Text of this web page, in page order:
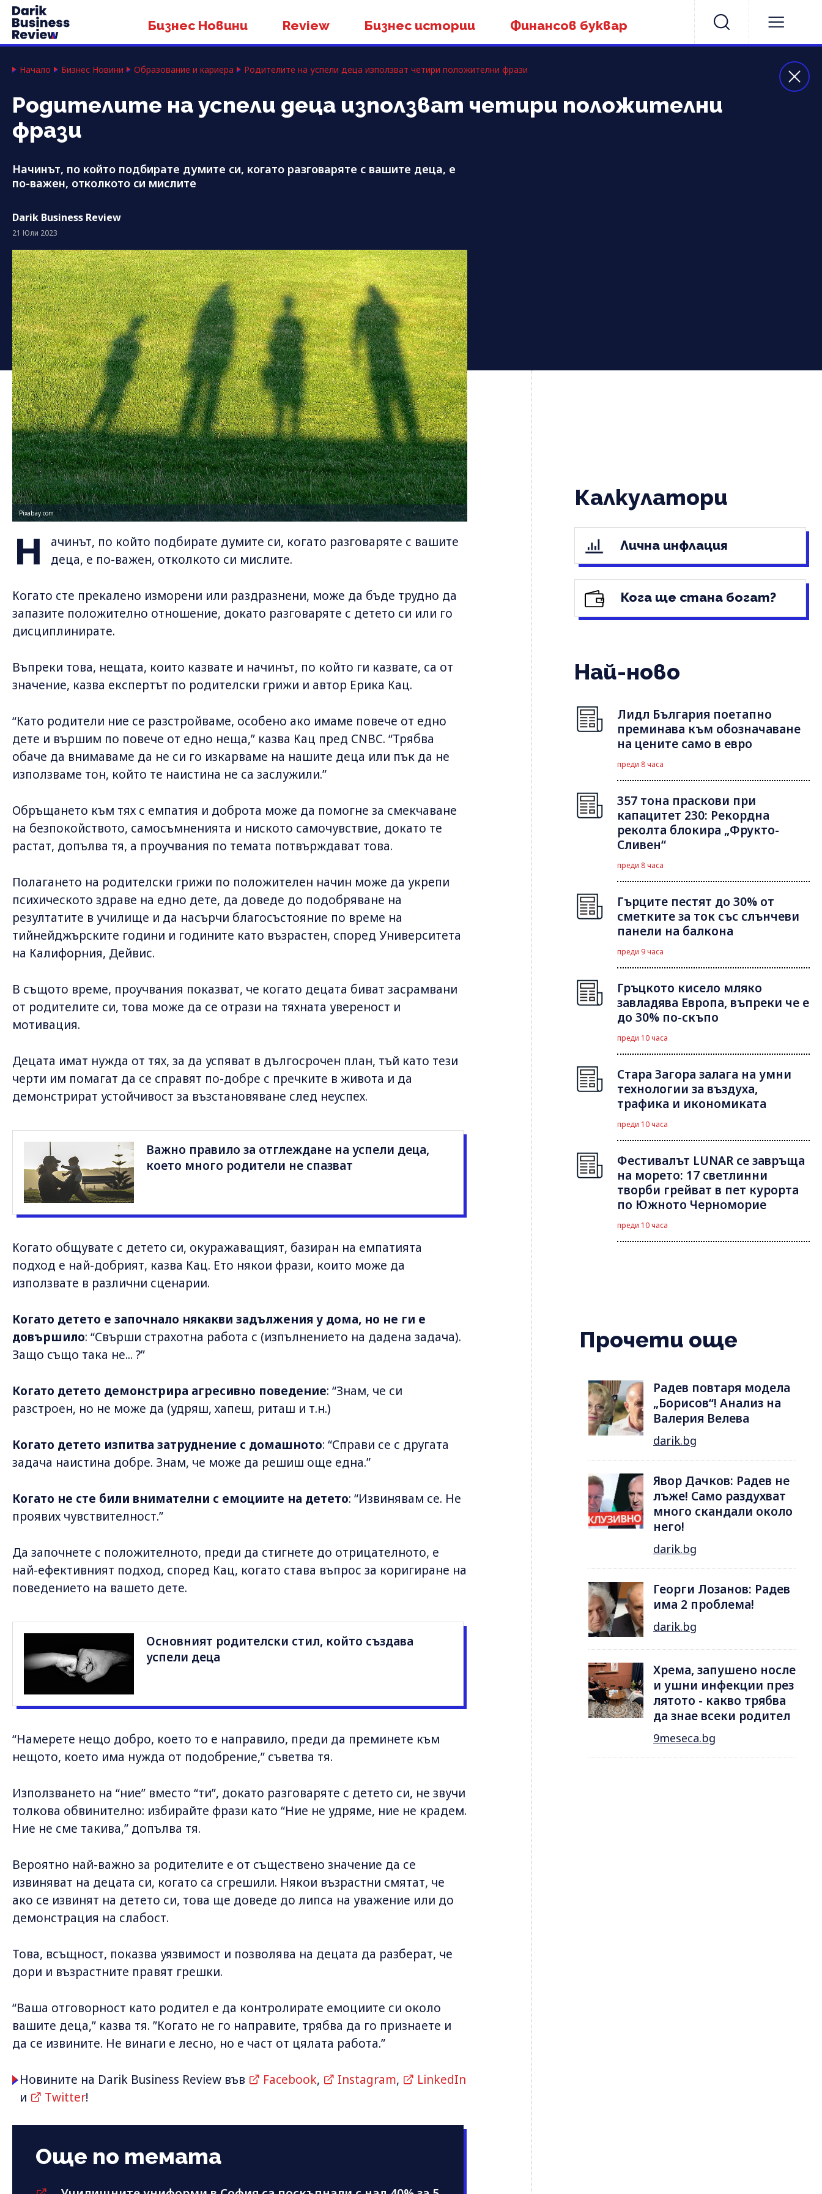
Бизнес Новини Review Бизнес истории Финансов буквар
Начало Бизнес Новини Образование и кариера Родителите на успели деца използват четири положителни фрази
Родителите на успели деца използват четири положителни
фрази
Начинът, по който подбирате думите си, когато разговаряте с вашите деца, е
по-важен, отколкото си мислите
Darik Business Review
21 Юли 2023
Pixabay.com
Н
ачинът, по който подбирате думите си, когато разговаряте с вашите
деца, е по-важен, отколкото си мислите.
Когато сте прекалено изморени или раздразнени, може да бъде трудно да
запазите положително отношение, докато разговаряте с детето си или го
дисциплинирате.
Въпреки това, нещата, които казвате и начинът, по който ги казвате, са от
значение, казва експертът по родителски грижи и автор Ерика Кац.
“Като родители ние се разстройваме, особено ако имаме повече от едно
дете и вършим по повече от едно неща,” казва Кац пред CNBC. “Трябва
обаче да внимаваме да не си го изкарваме на нашите деца или пък да не
използваме тон, който те наистина не са заслужили.”
Обръщането към тях с емпатия и доброта може да помогне за смекчаване
на безпокойството, самосъмненията и ниското самочувствие, докато те
растат, допълва тя, а проучвания по темата потвърждават това.
Полагането на родителски грижи по положителен начин може да укрепи
психическото здраве на едно дете, да доведе до подобряване на
резултатите в училище и да насърчи благосъстояние по време на
тийнейджърските години и годините като възрастен, според Университета
на Калифорния, Дейвис.
В същото време, проучвания показват, че когато децата биват засрамвани
от родителите си, това може да се отрази на тяхната увереност и
мотивация.
Децата имат нужда от тях, за да успяват в дългосрочен план, тъй като тези
черти им помагат да се справят по-добре с пречките в живота и да
демонстрират устойчивост за възстановяване след неуспех.
Важно правило за отглеждане на успели деца,
което много родители не спазват
Когато общувате с детето си, окуражаващият, базиран на емпатията
подход е най-добрият, казва Кац. Ето някои фрази, които може да
използвате в различни сценарии.
Когато детето е започнало някакви задължения у дома, но не ги е
довършило: “Свърши страхотна работа с (изпълнението на дадена задача).
Защо също така не... ?”
Когато детето демонстрира агресивно поведение: “Знам, че си
разстроен, но не може да (удряш, хапеш, риташ и т.н.)
Когато детето изпитва затруднение с домашното: “Справи се с другата
задача наистина добре. Знам, че може да решиш още една.”
Когато не сте били внимателни с емоциите на детето: “Извинявам се. Не
проявих чувствителност.”
Да започнете с положителното, преди да стигнете до отрицателното, е
най-ефективният подход, според Кац, когато става въпрос за коригиране на
поведението на вашето дете.
Основният родителски стил, който създава
успели деца
“Намерете нещо добро, което то е направило, преди да преминете към
нещото, което има нужда от подобрение,” съветва тя.
Използването на “ние” вместо “ти”, докато разговаряте с детето си, не звучи
толкова обвинително: избирайте фрази като “Ние не удряме, ние не крадем.
Ние не сме такива,” допълва тя.
Вероятно най-важно за родителите е от съществено значение да се
извиняват на децата си, когато са сгрешили. Някои възрастни смятат, че
ако се извинят на детето си, това ще доведе до липса на уважение или до
демонстрация на слабост.
Това, всъщност, показва уязвимост и позволява на децата да разберат, че
дори и възрастните правят грешки.
“Ваша отговорност като родител е да контролирате емоциите си около
вашите деца,” казва тя. ”Когато не го направите, трябва да го признаете и
да се извините. Не винаги е лесно, но е част от цялата работа.”
Новините на Darik Business Review във Facebook, Instagram,
LinkedIn
и
Twitter!
Още по темата
Калкулатори
Лична инфлация
Кога ще стана богат?
Най-ново
Лидл България поетапно
преминава към обозначаване
на цените само в евро
преди 8 часа
357 тона праскови при
капацитет 230: Рекордна
реколта блокира „Фрукто-
Сливен“
преди 8 часа
Гърците пестят до 30% от
сметките за ток със слънчеви
панели на балкона
преди 9 часа
Гръцкото кисело мляко
завладява Европа, въпреки че е
до 30% по-скъпо
преди 10 часа
Стара Загора залага на умни
технологии за въздуха,
трафика и икономиката
преди 10 часа
Фестивалът LUNAR се завръща
на морето: 17 светлинни
творби грейват в пет курорта
по Южното Черноморие
преди 10 часа
Прочети още
Радев повтаря модела
„Борисов“! Анализ на
Валерия Велева
darik.bg
Явор Дачков: Радев не
лъже! Само раздухват
много скандали около
него!
darik.bg
Георги Лозанов: Радев
има 2 проблема!
darik.bg
Хрема, запушено носле
и ушни инфекции през
лятотo - какво трябва
да знае всеки родител
9meseca.bg